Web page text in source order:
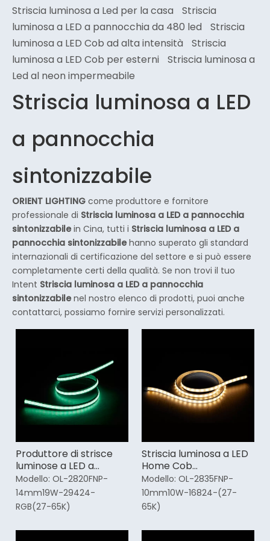
Striscia luminosa a Led per la casa
Striscia
luminosa a LED a pannocchia da 480 led
Striscia
luminosa a LED Cob ad alta intensità
Striscia
luminosa a LED Cob per esterni
Striscia luminosa a
Led al neon impermeabile
Striscia luminosa a LED
a pannocchia
sintonizzabile
ORIENT LIGHTING come produttore e fornitore
professionale di Striscia luminosa a LED a pannocchia
sintonizzabilein Cina, tutti i Striscia luminosa a LED a
pannocchia sintonizzabilehanno superato gli standard
internazionali di certificazione del settore e si può essere
completamente certi della qualità. Se non trovi il tuo
Intent Striscia luminosa a LED a pannocchia
sintonizzabilenel nostro elenco di prodotti, puoi anche
contattarci, possiamo fornire servizi personalizzati.
Produttore di strisce
luminose a LED a
pannocchia rossa
sintonizzabile
Modello: OL-2820FNP-
14mm19W-29424-
RGB(27-65K)
Striscia luminosa a LED
Home Cob
sintonizzabile da 2700k
Modello: OL-2835FNP-
10mm10W-16824-(27-
65K)